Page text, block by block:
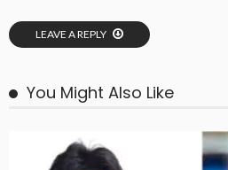
LEAVE A REPLY
You Might Also Like